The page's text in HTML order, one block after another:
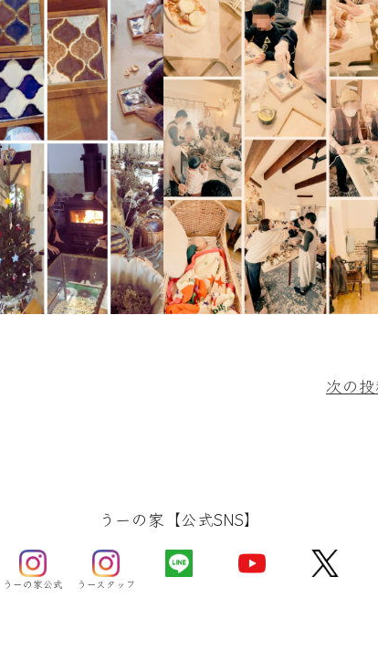
次の
うーの家【公式SNS】
うーの家公式 うースタッフ